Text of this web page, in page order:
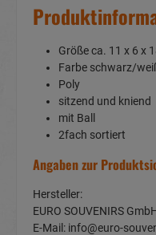
Größe ca. 11 x 6 x
Farbe schwarz/
Poly
sitzend und kniend
mit Ball
2fach sortiert
Angaben zur
Hersteller:
EURO SOUVENIRS
E-Mail: info@euro-